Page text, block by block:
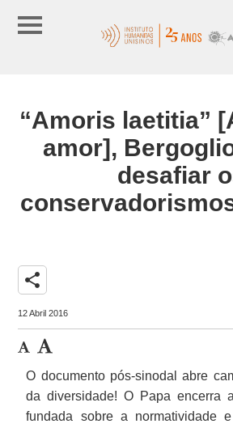
“Amoris laetitia”
amor],
desafiar
share
12 Abril 2016
O documento pós-sinodal abre
da diversidade! O Papa encerra
fundada sobre a normatividade